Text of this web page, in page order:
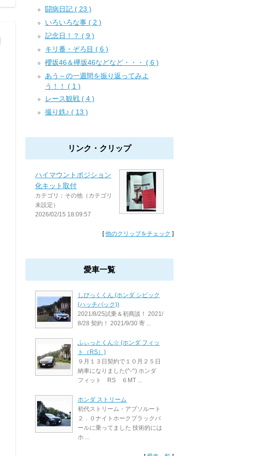
闘病日記 ( 23 )
いろいろな事 ( 2 )
記念日！？ ( 9 )
キリ番・ぞろ目 ( 6 )
櫻坂46＆欅坂46などなど・・・ ( 6 )
あう～の一週間を振り返ってみよ
う！！ ( 1 )
レース観戦 ( 4 )
撮り鉄♪ ( 13 )
リンク・クリップ
ハイマウントポジション
化キット取付
カテゴリ：その他（カテゴリ
未設定）
2026/02/15 18:09:57
[他のクリップをチェック ]
愛車一覧
しびっくくん (ホンダ シビック
(ハッチバック))
2021/8/25試乗＆初商談！ 2021/
8/28 契約！ 2021/9/30 寄 ...
ふぃっとくん☆ (ホンダ フィッ
ト（RS）)
９月１３日契約で１０月２５日
納車になりました(^-^) ホンダ
フィット RS ６MT ...
ホンダ ストリーム
初代ストリーム・アブソルート
２．０ナイトホークブラックパ
ールに乗ってました 技術的には
ホ ...